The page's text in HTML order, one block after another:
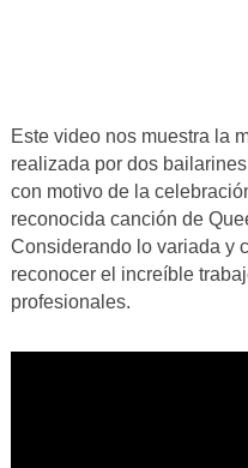
Este video nos muestra la
realizada por dos
con motivo de la
reconocida canción de
Considerando lo variada y
reconocer el increíble
profesionales.